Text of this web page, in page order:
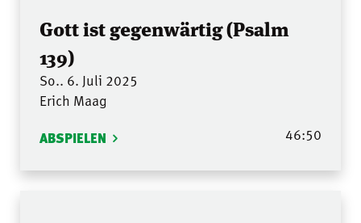
Gott ist gegenwärtig (Psalm
139)
So.. 6. Juli 2025
Erich Maag
ABSPIELEN 46:50